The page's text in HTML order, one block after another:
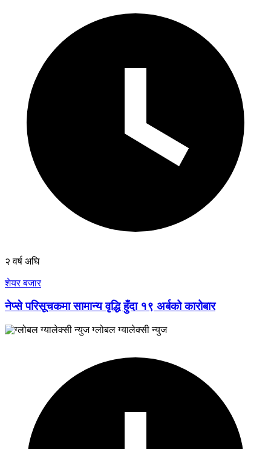
२ वर्ष अघि
शेयर बजार
नेप्से परिसूचकमा सामान्य वृद्धि हुँदा १९ अर्बको कारोबार
ग्लोबल ग्यालेक्सी न्युज